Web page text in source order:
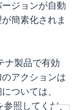
ジョンが自動
簡素化されま
ナ製品で有効
アクションは
ついては、
参照してくだ